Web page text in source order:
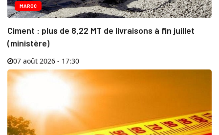
MAROC
Ciment : plus de 8,22 MT de livraisons à fin juillet
(ministère)
07 août 2026 - 17:30